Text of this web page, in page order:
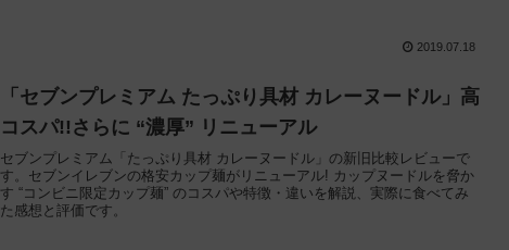
2019.07.18
「セブンプレミアム たっぷり具材 カレーヌードル」高
コスパ!!さらに “濃厚” リニューアル
セブンプレミアム「たっぷり具材 カレーヌードル」の新旧比較レビューで
す。セブンイレブンの格安カップ麺がリニューアル! カップヌードルを脅か
す “コンビニ限定カップ麺” のコスパや特徴・違いを解説、実際に食べてみ
た感想と評価です。